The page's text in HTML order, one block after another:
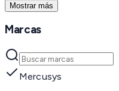
Mostrar más
Marcas
Mercusys